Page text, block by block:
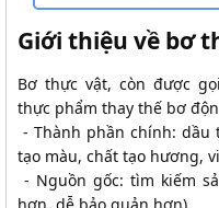
Giới thiệu về bơ
Bơ thực vật, còn được
thực phẩm thay thế bơ
- Thành phần chính: dầu
tạo màu, chất tạo hương,
- Nguồn gốc: tìm kiếm